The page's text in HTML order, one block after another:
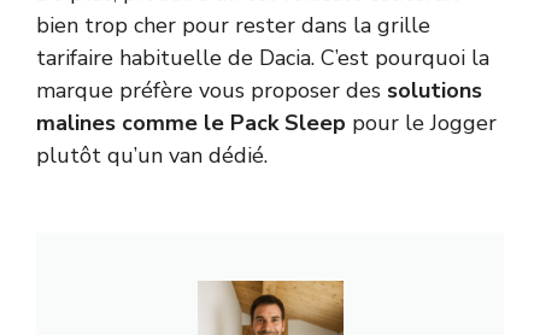
bien trop cher pour rester dans la grille
tarifaire habituelle de Dacia. C’est pourquoi la
marque préfère vous proposer des solutions
malines comme le Pack Sleep pour le Jogger
plutôt qu’un van dédié.